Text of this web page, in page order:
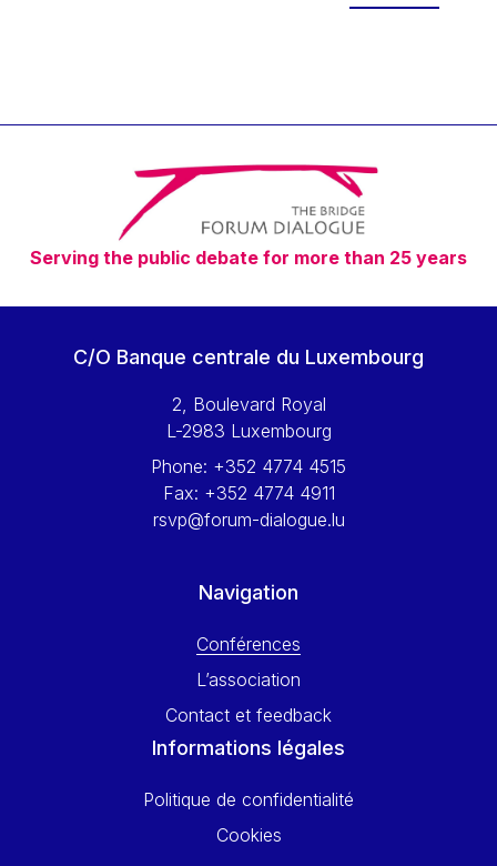
Timothy Radcliffe
Vaclav Klaus
Vassilios Skouris
Vítor Manuel da Silva Caldeira
Viviane Reding
Walter Hagg
Wolfgang Ketterle
Yossi Beillin
Yves FRANCHET
Serving the public debate for more than 25 years
C/O Banque centrale du Luxembourg
2, Boulevard Royal
L-2983 Luxembourg
Phone: +352 4774 4515
Fax: +352 4774 4911
rsvp@forum-dialogue.lu
Navigation
Conférences
L’association
Contact et feedback
Informations légales
Politique de confidentialité
Cookies